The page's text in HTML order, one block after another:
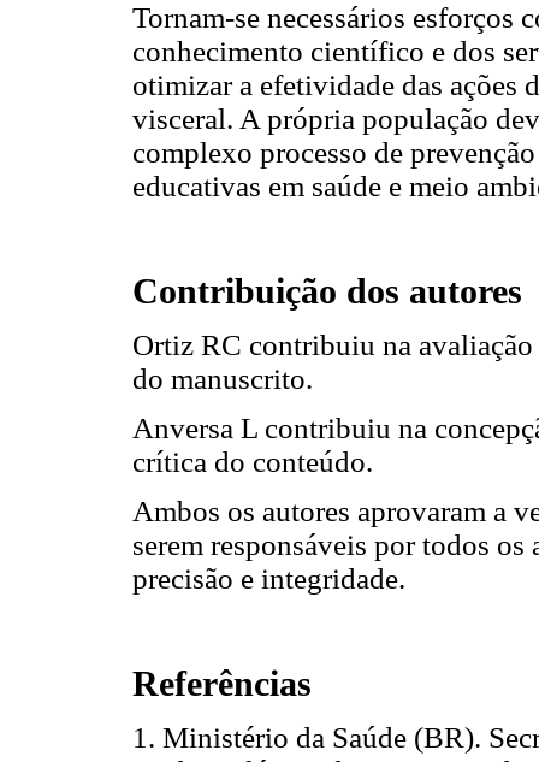
Tornam-se necessários esforços
conhecimento científico e dos
otimizar a efetividade das ações
visceral. A própria população
complexo processo de
educativas em saúde e meio
Contribuição dos autores
Ortiz RC contribuiu na avaliação
do manuscrito.
Anversa L contribuiu na
crítica do conteúdo.
Ambos os autores aprovaram a
serem responsáveis por todos
precisão e integridade.
Referências
1. Ministério da Saúde (BR).